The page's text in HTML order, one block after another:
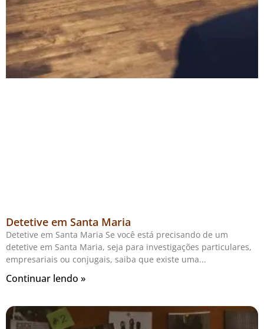
Detetive em Santa Maria
Detetive em Santa Maria Se você está precisando de um
detetive em Santa Maria, seja para investigações particulares,
empresariais ou conjugais, saiba que existe uma
Continuar lendo »